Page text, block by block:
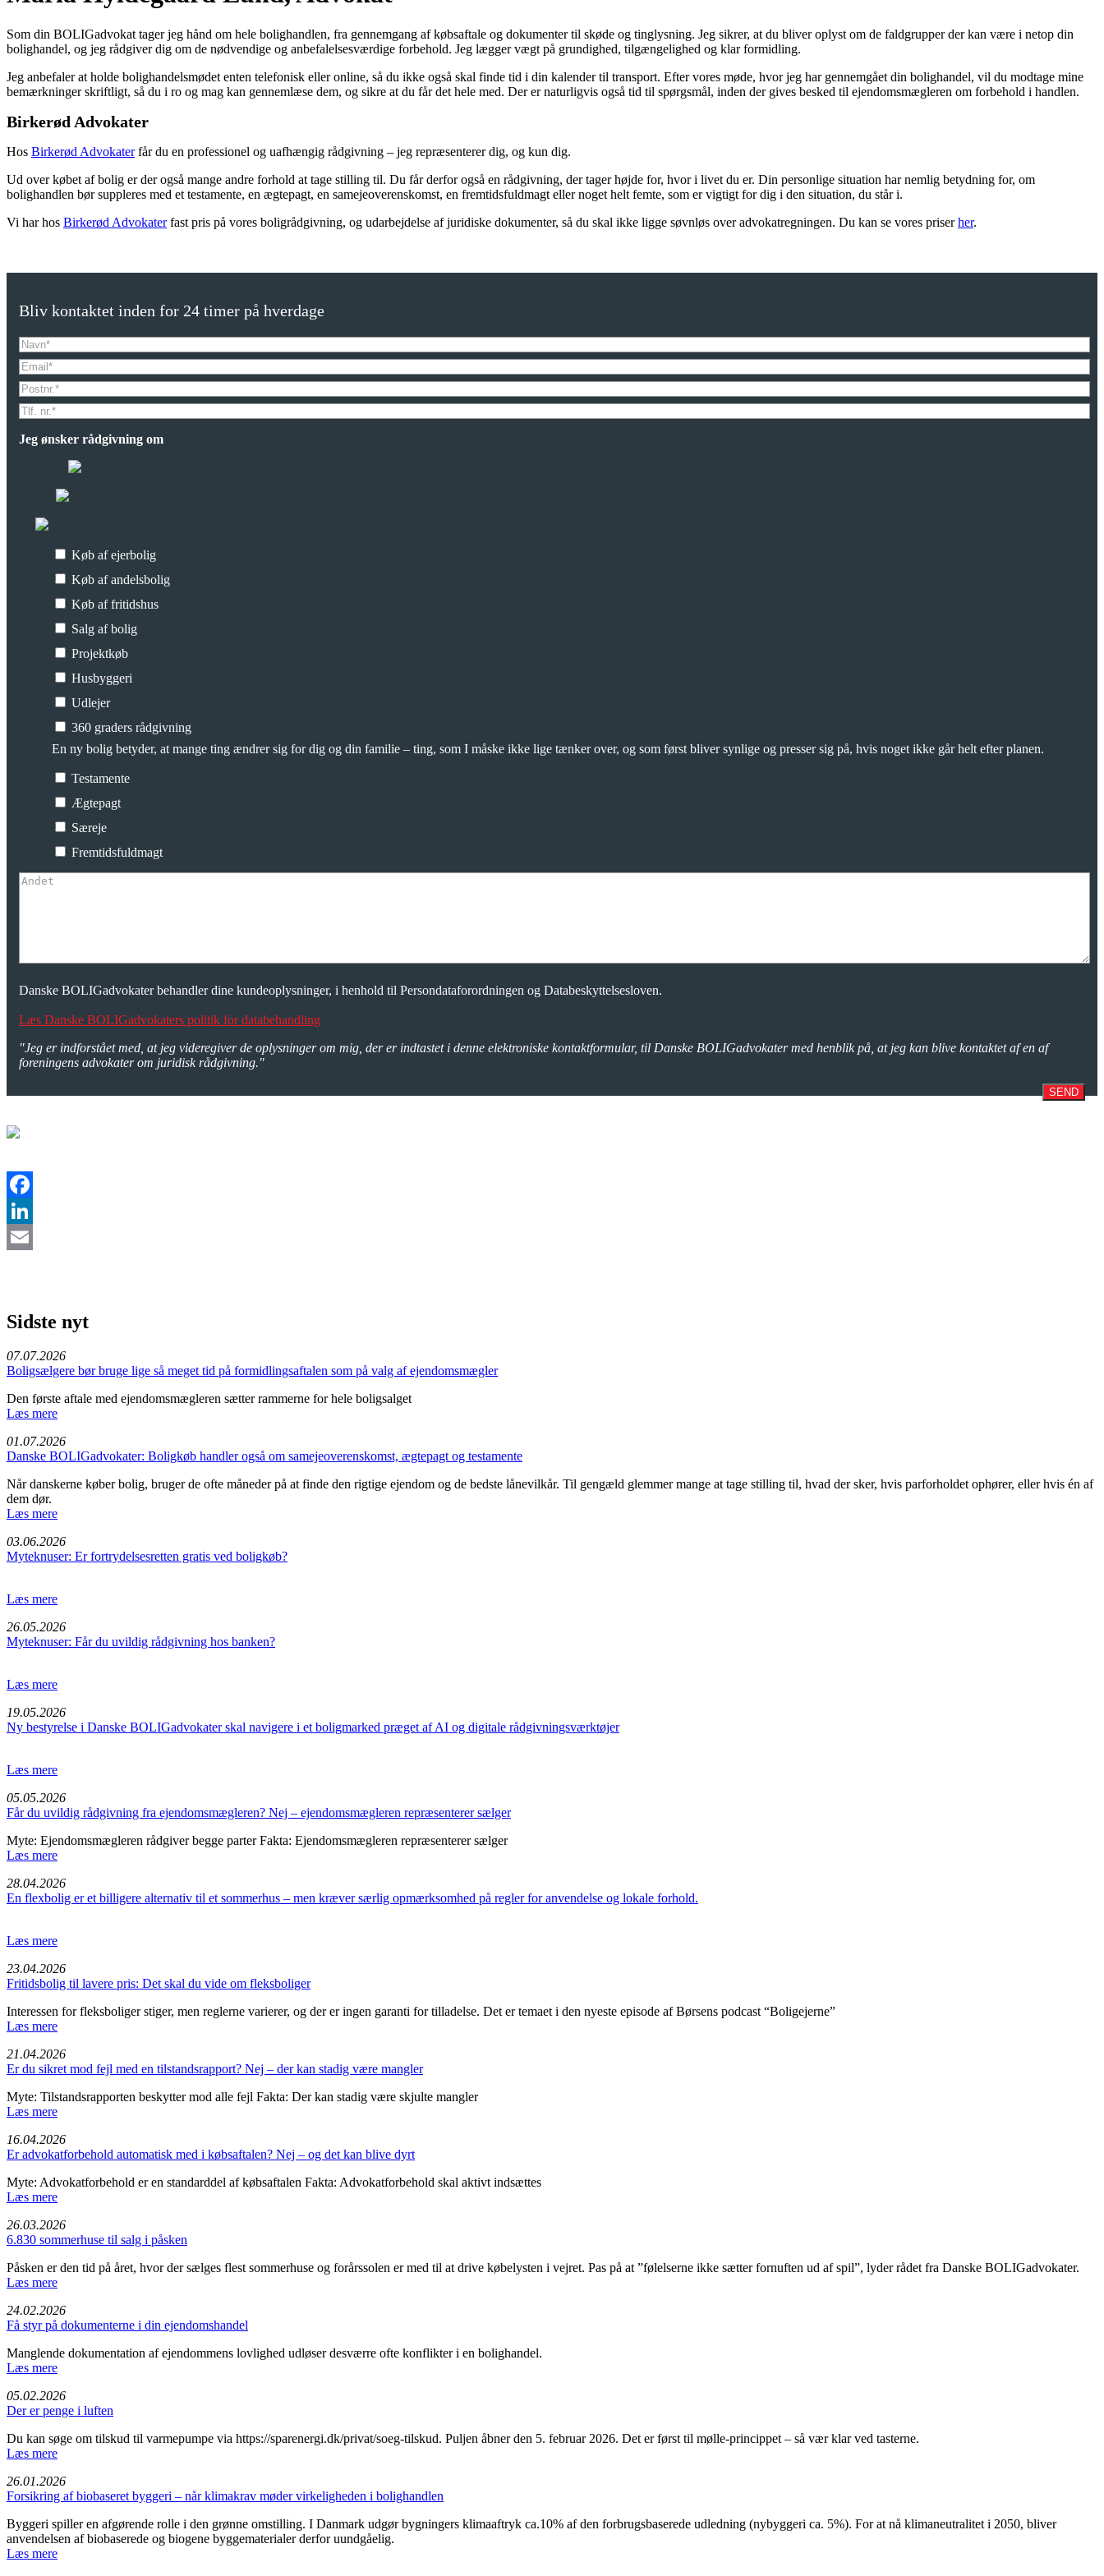
Som din BOLIGadvokat tager jeg hånd om hele bolighandlen, fra gennemgang af købsaftale og dokumenter til skøde og tinglysning. Jeg sikrer, at du bliver oplyst om de faldgrupper der kan være i netop din
bolighandel, og jeg rådgiver dig om de nødvendige og anbefalelsesværdige forbehold. Jeg lægger vægt på grundighed, tilgængelighed og klar formidling.
Jeg anbefaler at holde bolighandelsmødet enten telefonisk eller online, så du ikke også skal finde tid i din kalender til transport. Efter vores møde, hvor jeg har gennemgået din bolighandel, vil du modtage mine
bemærkninger skriftligt, så du i ro og mag kan gennemlæse dem, og sikre at du får det hele med. Der er naturligvis også tid til spørgsmål, inden der gives besked til ejendomsmægleren om forbehold i handlen.
Birkerød Advokater
Hos Birkerød Advokaterfår du en professionel og uafhængig rådgivning – jeg repræsenterer dig, og kun dig.
Ud over købet af bolig er der også mange andre forhold at tage stilling til. Du får derfor også en rådgivning, der tager højde for, hvor i livet du er. Din personlige situation har nemlig betydning for, om
bolighandlen bør suppleres med et testamente, en ægtepagt, en samejeoverenskomst, en fremtidsfuldmagt eller noget helt femte, som er vigtigt for dig i den situation, du står i.
Vi har hos Birkerød Advokaterfast pris på vores boligrådgivning, og udarbejdelse af juridiske dokumenter, så du skal ikke ligge søvnløs over advokatregningen. Du kan se vores priserher.
Bliv kontaktet inden for 24 timer på hverdage
Jeg ønsker rådgivning om
Køb af ejerbolig
Køb af andelsbolig
Køb af fritidshus
Salg af bolig
Projektkøb
Husbyggeri
Udlejer
360 graders rådgivning
En ny bolig betyder, at mange ting ændrer sig for dig og din familie – ting, som I måske ikke lige tænker over, og som først bliver synlige og presser sig på, hvis noget ikke går helt efter planen.
Testamente
Ægtepagt
Særeje
Fremtidsfuldmagt
Danske BOLIGadvokater behandler dine kundeoplysninger, i henhold til Persondataforordningen og Databeskyttelsesloven.
Læs Danske BOLIGadvokaters politik for databehandling
"Jeg er indforstået med, at jeg videregiver de oplysninger om mig, der er indtastet i denne elektroniske kontaktformular, til Danske BOLIGadvokater med henblik på, at jeg kan blive kontaktet af en af
foreningens advokater om juridisk rådgivning."
SEND
Facebook
LinkedIn
Sidste nyt
07.07.2026
Boligsælgere bør bruge lige så meget tid på formidlingsaftalen som på valg af ejendomsmægler
Den første aftale med ejendomsmægleren sætter rammerne for hele boligsalget
Læs mere
01.07.2026
Danske BOLIGadvokater: Boligkøb handler også om samejeoverenskomst, ægtepagt og testamente
Når danskerne køber bolig, bruger de ofte måneder på at finde den rigtige ejendom og de bedste lånevilkår. Til gengæld glemmer mange at tage stilling til, hvad der sker, hvis parforholdet ophører, eller hvis én af
dem dør.
Læs mere
03.06.2026
Myteknuser: Er fortrydelsesretten gratis ved boligkøb?
Læs mere
26.05.2026
Myteknuser: Får du uvildig rådgivning hos banken?
Læs mere
19.05.2026
Ny bestyrelse i Danske BOLIGadvokater skal navigere i et boligmarked præget af AI og digitale rådgivningsværktøjer
Læs mere
05.05.2026
Får du uvildig rådgivning fra ejendomsmægleren? Nej – ejendomsmægleren repræsenterer sælger
Myte: Ejendomsmægleren rådgiver begge parter Fakta: Ejendomsmægleren repræsenterer sælger
Læs mere
28.04.2026
En flexbolig er et billigere alternativ til et sommerhus – men kræver særlig opmærksomhed på regler for anvendelse og lokale forhold.
Læs mere
23.04.2026
Fritids­bolig til lavere pris: Det skal du vide om fleksbo­liger
Interessen for fleksboliger stiger, men reglerne varierer, og der er ingen garanti for tilladelse. Det er temaet i den nyeste episode af Børsens podcast “Boligejerne”
Læs mere
21.04.2026
Er du sikret mod fejl med en tilstandsrapport? Nej – der kan stadig være mangler
Myte: Tilstandsrapporten beskytter mod alle fejl Fakta: Der kan stadig være skjulte mangler
Læs mere
16.04.2026
Er advokatforbehold automatisk med i købsaftalen? Nej – og det kan blive dyrt
Myte: Advokatforbehold er en standarddel af købsaftalen Fakta: Advokatforbehold skal aktivt indsættes
Læs mere
26.03.2026
6.830 sommerhuse til salg i påsken
Påsken er den tid på året, hvor der sælges flest sommerhuse og forårssolen er med til at drive købelysten i vejret. Pas på at ”følelserne ikke sætter fornuften ud af spil”, lyder rådet fra Danske BOLIGadvokater.
Læs mere
24.02.2026
Få styr på dokumenterne i din ejendomshandel
Manglende dokumentation af ejendommens lovlighed udløser desværre ofte konflikter i en bolighandel.
Læs mere
05.02.2026
Der er penge i luften
Du kan søge om tilskud til varmepumpe via https://sparenergi.dk/privat/soeg-tilskud. Puljen åbner den 5. februar 2026. Det er først til mølle-princippet – så vær klar ved tasterne.
Læs mere
26.01.2026
Forsikring af biobaseret byggeri – når klimakrav møder virkeligheden i bolighandlen
Byggeri spiller en afgørende rolle i den grønne omstilling. I Danmark udgør bygningers klimaaftryk ca.10% af den forbrugsbaserede udledning (nybyggeri ca. 5%). For at nå klimaneutralitet i 2050, bliver
anvendelsen af biobaserede og biogene byggematerialer derfor uundgåelig.
Læs mere